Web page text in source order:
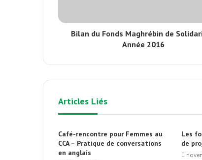
Bilan du Fonds Maghrébin de
Année 2016
Articles Liés
Café-rencontre pour Femmes au
CCA – Pratique de conversations
en anglais
Les
de